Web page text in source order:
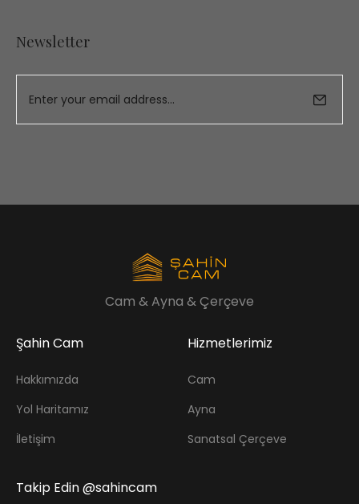
Newsletter
Cam & Ayna & Çerçeve
Şahin Cam
Hakkımızda
Yol Haritamız
İletişim
Hizmetlerimiz
Cam
Ayna
Sanatsal Çerçeve
Takip Edin @sahincam